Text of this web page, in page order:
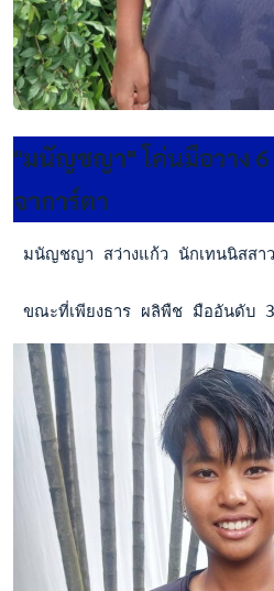
"มนัญชญา" โค่นมือวาง 6
จาการ์ตา
มนัญชญา สว่างแก้ว นักเทนนิสสา
ขณะที่เพียงธาร ผลิพืช มืออันดับ